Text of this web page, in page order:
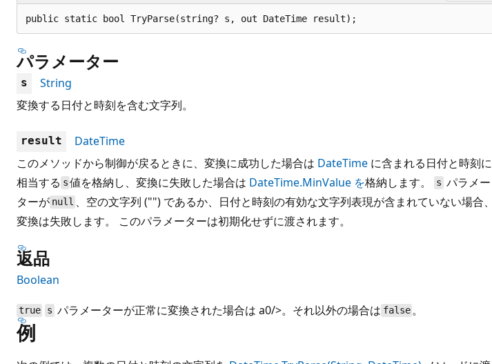
public static bool TryParse(string? s, out DateTime result);
パラメーター
s
String
変換する日付と時刻を含む文字列。
result
DateTime
このメソッドから制御が戻るときに、変換に成功した場合は DateTime に含まれる日付と時刻に
相当する s 値を格納し、変換に失敗した場合は DateTime.MinValue を格納します。 s パラメー
ターが null 、空の文字列 ("") であるか、日付と時刻の有効な文字列表現が含まれていない場合、
変換は失敗します。 このパラメーターは初期化せずに渡されます。
返品
Boolean
true s パラメーターが正常に変換された場合は a0/>。それ以外の場合は false 。
例